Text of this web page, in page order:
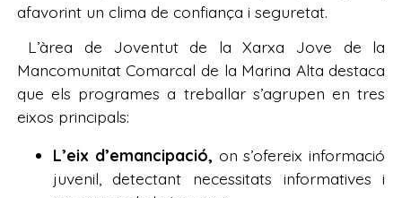
afavorint un clima de confiança i seguretat.
L’àrea de Joventut de la Xarxa Jove de la
Mancomunitat Comarcal de la Marina Alta destaca
que els programes a treballar s’agrupen en tres
eixos principals:
L’eix d’emancipació, on s’ofereix informació
juvenil, detectant necessitats informatives i